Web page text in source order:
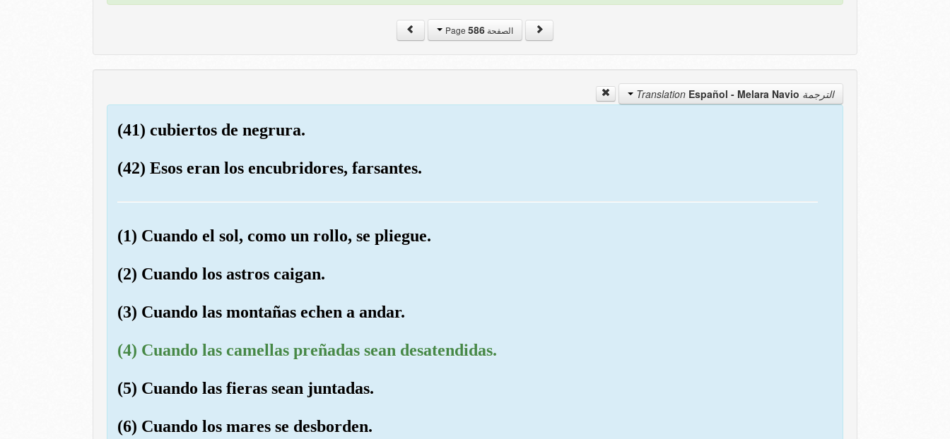
الصفحة Page586
الترجمة Translation Español - Melara Navio
(41) cubiertos de negrura.
(42) Esos eran los encubridores, farsantes.
(1) Cuando el sol, como un rollo, se pliegue.
(2) Cuando los astros caigan.
(3) Cuando las montañas echen a andar.
(4) Cuando las camellas preñadas sean desatendidas.
(5) Cuando las fieras sean juntadas.
(6) Cuando los mares se desborden.